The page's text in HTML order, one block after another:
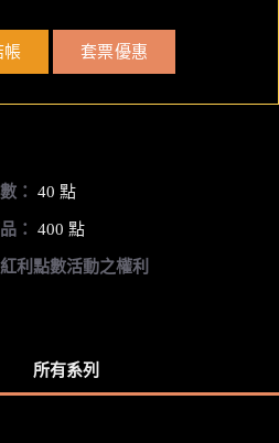
帳 套票優惠
： 40 點
： 400 點
利點數活動之權利
所有系列